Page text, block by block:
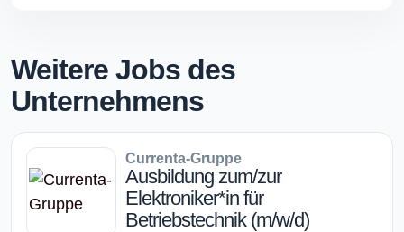
Weitere Jobs des
Unternehmens
Currenta-Gruppe
Ausbildung zum/zur
Elektroniker*in für
Betriebstechnik (m/w/d)